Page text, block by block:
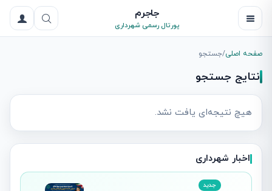
جاجرم
پورتال رسمی شهرداری
صفحه اصلی/جستجو
نتایج جستجو
هیچ نتیجه‌ای یافت نشد.
اخبار شهرداری
جدید